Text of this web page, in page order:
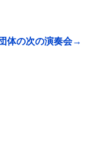
体の次の演奏会→